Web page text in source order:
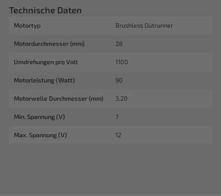
Technische Daten
Motortyp Brushless Outrunner
Motordurchmesser (mm) 28
Umdrehungen pro Volt 1100
Motorleistung (Watt) 90
Motorwelle Durchmesser (mm) 3,20
Min. Spannung (V) 7
Max. Spannung (V) 12